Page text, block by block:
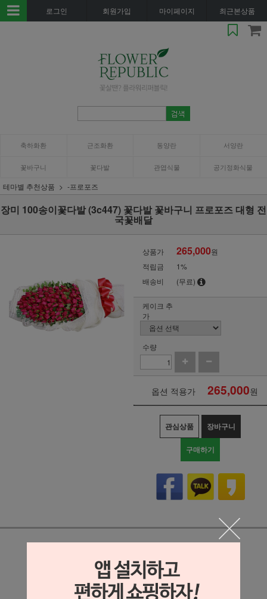
로그인 회원가입 마이페이지 최근본상품
축하화환 근조화환 동양란 서양란
꽃바구니 꽃다발 관엽식물 공기정화식물
테마별 추천상품 -프로포즈
장미 100송이꽃다발 (3c447) 꽃다발 꽃바구니 프로포즈 대형 전
국꽃배달
상품가 265,000원
적립금
1%
배송비
(무료)
케이크 추
가
수량
옵션 적용가 265,000원
관심상품 장바구니
구매하기
상세정보 새창 열기
상세 정보를 확대해 보실 수 있습니다.